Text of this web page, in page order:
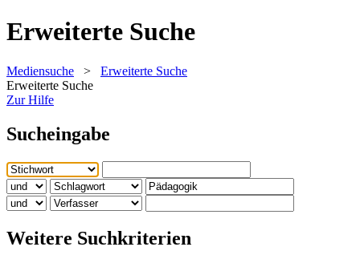
Erweiterte Suche
Mediensuche > Erweiterte Suche
Erweiterte Suche
Zur Hilfe
Sucheingabe
Weitere Suchkriterien